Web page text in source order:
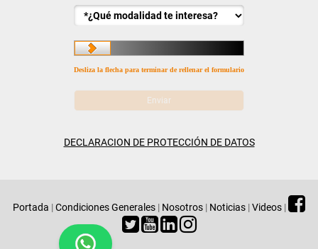
Desliza la flecha para terminar de rellenar el formulario
DECLARACION DE PROTECCIÓN DE DATOS
Portada |Condiciones Generales | Nosotros | Noticias |Videos |